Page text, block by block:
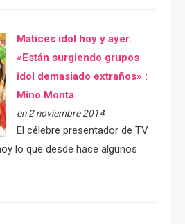
Matices idol hoy y ayer.
«Están surgiendo grupos
idol demasiado extraños» :
Mino Monta
en 2 noviembre 2014
El célebre presentador de TV
lo que desde hace algunos